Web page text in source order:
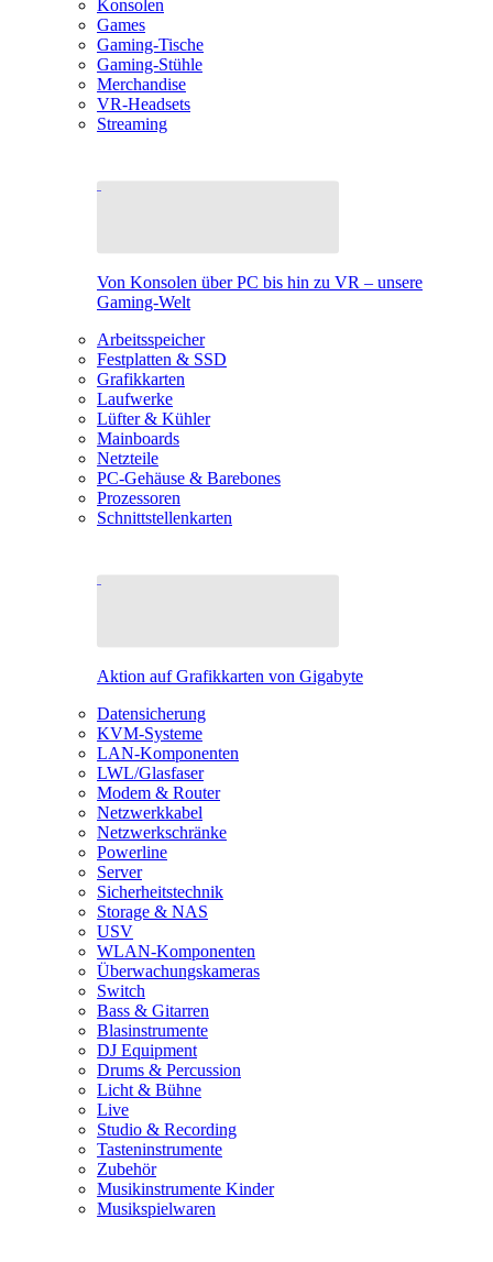
Konsolen
Games
Gaming-Tische
Gaming-Stühle
Merchandise
VR-Headsets
Streaming
Von Konsolen über PC bis hin zu VR – unsere
Gaming-Welt
Arbeitsspeicher
Festplatten & SSD
Grafikkarten
Laufwerke
Lüfter & Kühler
Mainboards
Netzteile
PC-Gehäuse & Barebones
Prozessoren
Schnittstellenkarten
Aktion auf Grafikkarten von Gigabyte
Datensicherung
KVM-Systeme
LAN-Komponenten
LWL/Glasfaser
Modem & Router
Netzwerkkabel
Netzwerkschränke
Powerline
Server
Sicherheitstechnik
Storage & NAS
USV
WLAN-Komponenten
Überwachungskameras
Switch
Bass & Gitarren
Blasinstrumente
DJ Equipment
Drums & Percussion
Licht & Bühne
Live
Studio & Recording
Tasteninstrumente
Zubehör
Musikinstrumente Kinder
Musikspielwaren